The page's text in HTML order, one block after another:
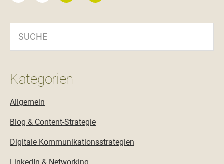
Kategorien
Allgemein
Blog & Content-Strategie
Digitale Kommunikationsstrategien